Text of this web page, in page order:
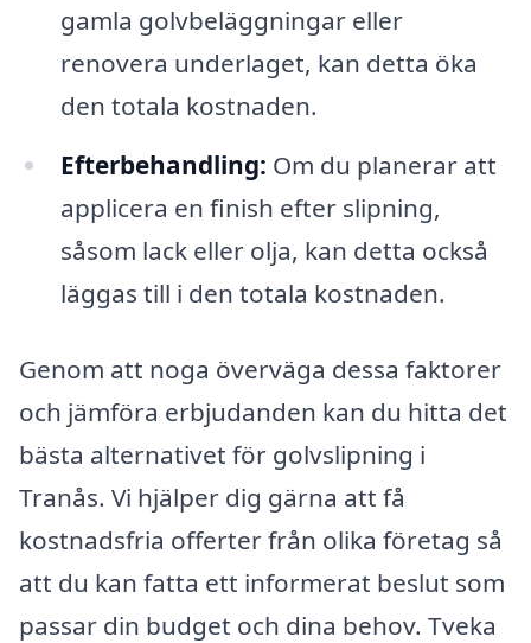
gamla golvbeläggningar eller
renovera underlaget, kan detta öka
den totala kostnaden.
Efterbehandling: Om du planerar att
applicera en finish efter slipning,
såsom lack eller olja, kan detta också
läggas till i den totala kostnaden.
Genom att noga överväga dessa faktorer
och jämföra erbjudanden kan du hitta det
bästa alternativet för golvslipning i
Tranås. Vi hjälper dig gärna att få
kostnadsfria offerter från olika företag så
att du kan fatta ett informerat beslut som
passar din budget och dina behov. Tveka